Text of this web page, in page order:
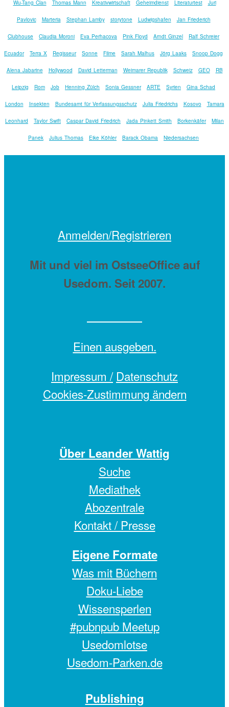
Wu-Tang Clan Thomas Mann Kreativwirtschaft Geheimdienst Literaturtest Juri
Pavlovic Marteria Stephan Lamby storytone Ludwigshafen Jan Friederich
Clubhouse Claudia Moroni Eva Perhacova Pink Floyd Arndt Ginzel Ralf Schreier
Ecuador Terra X Regisseur Sonne Filme Sarah Malhus Jörg Laaks Snoop Dogg
Alena Jabarine Hollywood David Letterman Weimarer Republik Schweiz GEO RB
Leipzig Rom Job Henning Zülch Sonia Gessner ARTE Syrien Gina Schad
London Insekten Bundesamt für Verfassungsschutz Julia Friedrichs Kosovo Tamara
Leonhard Taylor Swift Caspar David Friedrich Jada Pinkett Smith Borkenkäfer Milan
Panek Julius Thomas Eike Köhler Barack Obama Niedersachsen
Anmelden/Registrieren
Mit und viel im OstseeOffice auf
Usedom. Seit 2007.
Einen ausgeben.
Impressum / Datenschutz
Cookies-Zustimmung ändern
Über Leander Wattig
Suche
Mediathek
Abozentrale
Kontakt / Presse
Eigene Formate
Was mit Büchern
Doku-Liebe
Wissensperlen
#pubnpub Meetup
Usedomlotse
Usedom-Parken.de
Publishing